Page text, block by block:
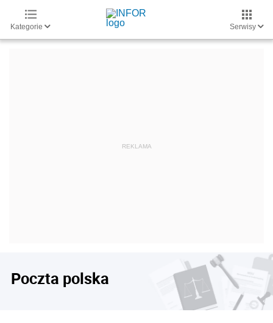
Kategorie Serwisy
Poczta polska